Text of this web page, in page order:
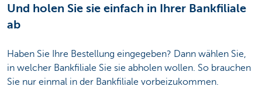
Und holen Sie sie einfach in Ihrer Bankfiliale
ab
Haben Sie Ihre Bestellung eingegeben? Dann wählen Sie,
in welcher Bankfiliale Sie sie abholen wollen. So brauchen
Sie nur einmal in der Bankfiliale vorbeizukommen.